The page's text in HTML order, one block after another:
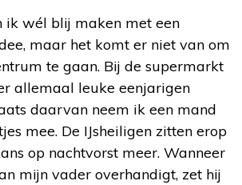
ik wél blij maken met een
maar het komt er niet van om
te gaan. Bij de supermarkt
allemaal leuke eenjarigen
daarvan neem ik een mand
mee. De IJsheiligen zitten erop
op nachtvorst meer. Wanneer
mijn vader overhandigt, zet hij